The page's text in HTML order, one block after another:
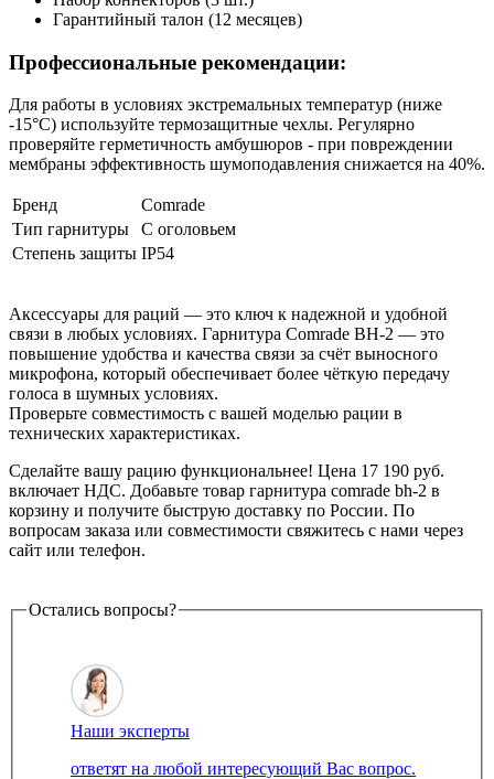
Гарантийный талон (12 месяцев)
Профессиональные рекомендации:
Для работы в условиях экстремальных температур (ниже
-15°C) используйте термозащитные чехлы. Регулярно
проверяйте герметичность амбушюров - при повреждении
мембраны эффективность шумоподавления снижается на 40%.
Бренд
Comrade
Тип гарнитуры
С оголовьем
Степень защиты IP54
Аксессуары для раций — это ключ к надежной и удобной
связи в любых условиях. Гарнитура Comrade BH-2 — это
повышение удобства и качества связи за счёт выносного
микрофона, который обеспечивает более чёткую передачу
голоса в шумных условиях.
Проверьте совместимость с вашей моделью рации в
технических характеристиках.
Сделайте вашу рацию функциональнее! Цена 17 190 руб.
включает НДС. Добавьте товар гарнитура comrade bh-2 в
корзину и получите быструю доставку по России. По
вопросам заказа или совместимости свяжитесь с нами через
сайт или телефон.
Остались вопросы?
Наши эксперты
ответят на любой интересующий Вас вопрос.